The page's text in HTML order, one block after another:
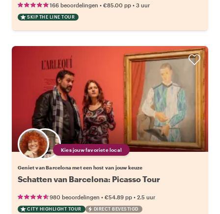
166 beoordelingen • €85.00 pp • 3 uur
SKIP THE LINE TOUR
Kies jouw favoriete local
Geniet van Barcelona met een host van jouw keuze
Schatten van Barcelona: Picasso Tour
980 beoordelingen • €54.89 pp • 2.5 uur
CITY HIGHLIGHT TOUR DIRECT BEVESTIGD